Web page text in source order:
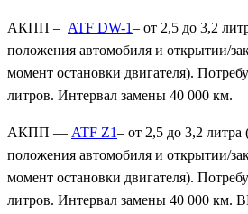
АКПП – ATF DW-1– от 2,5 до 3,2
положения автомобиля и открытии/
момент остановки двигателя).
литров. Интервал замены 40 000 км.
АКПП — ATF Z1– от 2,5 до 3,2 литра
положения автомобиля и открытии/
момент остановки двигателя).
литров. Интервал замены 40 000